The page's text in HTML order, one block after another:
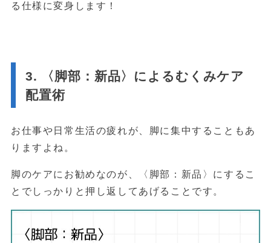
る仕様に変身します！
3. 〈脚部：新品〉によるむくみケア
配置術
お仕事や日常生活の疲れが、脚に集中することもあ
りますよね。
脚のケアにお勧めなのが、〈脚部：新品〉にするこ
とでしっかりと押し返してあげることです。